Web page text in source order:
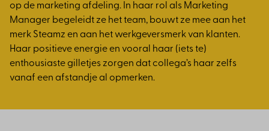
op de marketing afdeling. In haar rol als Marketing
Manager begeleidt ze het team, bouwt ze mee aan het
merk Steamz en aan het werkgeversmerk van klanten.
Haar positieve energie en vooral haar (iets te)
enthousiaste gilletjes zorgen dat collega’s haar zelfs
vanaf een afstandje al opmerken.